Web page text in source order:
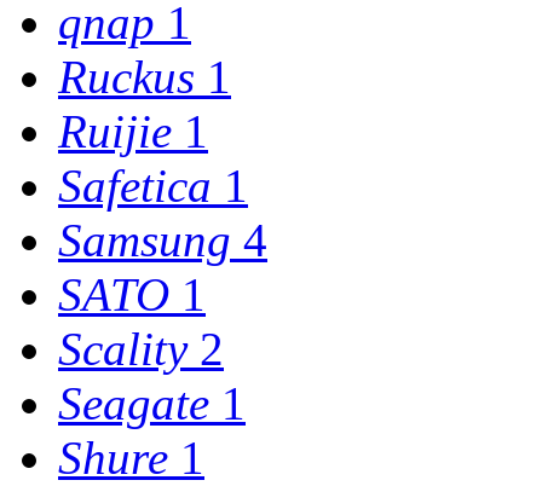
qnap 1
Ruckus 1
Ruijie 1
Safetica 1
Samsung 4
SATO 1
Scality 2
Seagate 1
Shure 1